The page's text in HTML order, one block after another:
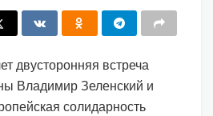
двусторонняя встреча
Владимир Зеленский и
солидарность